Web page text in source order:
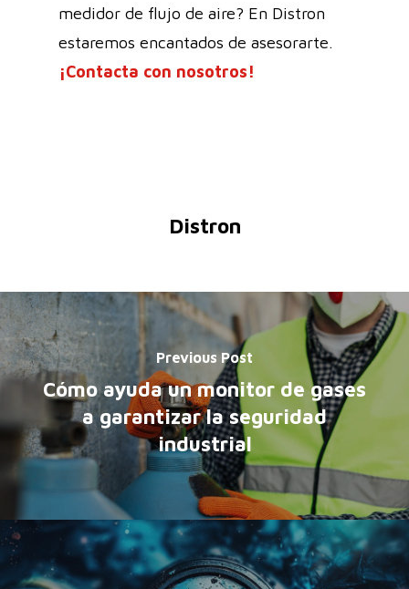
medidor de flujo de aire? En Distron
estaremos encantados de asesorarte.
¡Contacta con nosotros!
Distron
Previous Post
Cómo ayuda un monitor de gases
a garantizar la seguridad
industrial